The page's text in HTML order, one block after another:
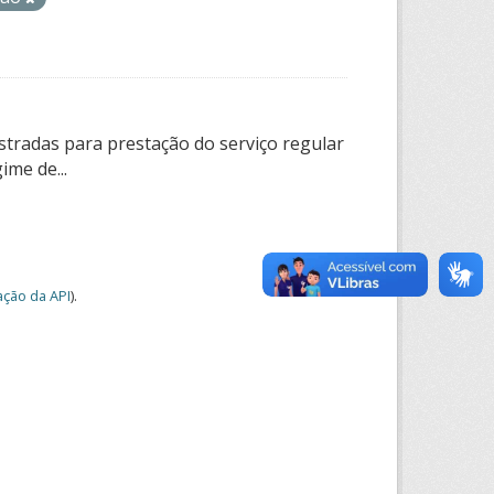
para prestação do serviço regular
de...
da API).